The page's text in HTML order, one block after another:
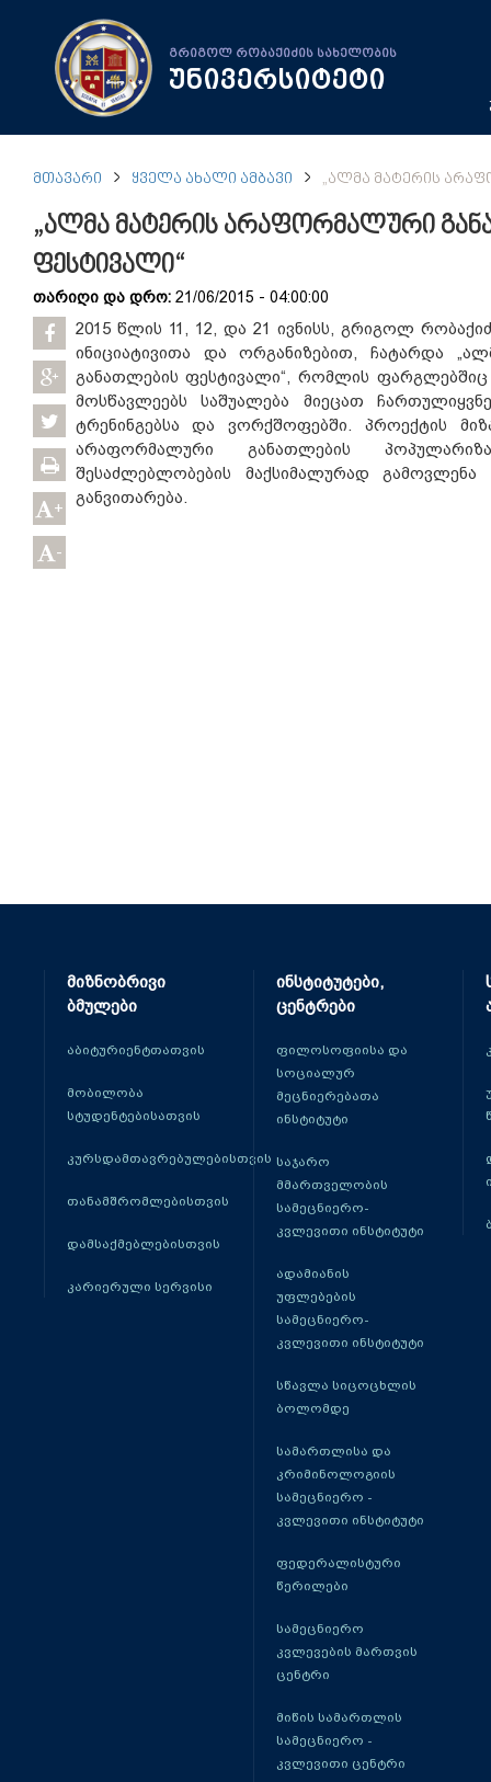
გრიგოლ რობაქიძის სახელობის
უნივერსიტეტი
ᲛᲗᲐᲕᲐᲠᲘ ᲧᲕᲔᲚᲐ ᲐᲮᲐᲚᲘ ᲐᲛᲑᲐᲕᲘ „ᲐᲚᲛᲐ ᲛᲐᲢᲔᲠᲘᲡ
„ალმა მატერის არაფორმალური
ფესტივალი“
თარიღი და დრო: 21/06/2015 - 04:00:00
+
-
2015 წლის 11, 12, და 21 ივნისს, გრიგოლ
ინიციატივითა და ორგანიზებით, ჩატარდა
განათლების ფესტივალი“, რომლის ფარგლებშიც
მოსწავლეებს საშუალება მიეცათ
ტრენინგებსა და ვორქშოფებში. პროექტის
არაფორმალური განათლების
შესაძლებლობების მაქსიმალურად გამოვლენა
განვითარება.
მიზნობრივი
ბმულები
აბიტურიენტთათვის
მობილობა
სტუდენტებისათვის
კურსდამთავრებულებისთვის
თანამშრომლებისთვის
დამსაქმებლებისთვის
კარიერული სერვისი
ინსტიტუტები,
ცენტრები
ფილოსოფიისა და
სოციალურ
მეცნიერებათა
ინსტიტუტი
საჯარო
მმართველობის
სამეცნიერო-
კვლევითი ინსტიტუტი
ადამიანის
უფლებების
სამეცნიერო-
კვლევითი ინსტიტუტი
სწავლა სიცოცხლის
ბოლომდე
სამართლისა და
კრიმინოლოგიის
სამეცნიერო -
კვლევითი ინსტიტუტი
ფედერალისტური
წერილები
სამეცნიერო
კვლევების მართვის
ცენტრი
მიწის სამართლის
სამეცნიერო -
კვლევითი ცენტრი